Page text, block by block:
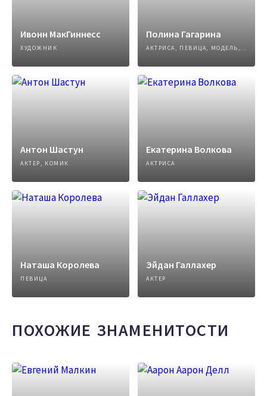
Ивонн МакГиннесс
ХУДОЖНИК
Полина Гагарина
АКТРИСА, ПЕВИЦА, МОДЕЛЬ, АВТОР ПЕСЕН
Антон Шастун
АКТЕР, КОМИК
Екатерина Волкова
АКТРИСА
Наташа Королева
ПЕВИЦА
Эйдан Галлахер
АКТЕР
ПОХОЖИЕ ЗНАМЕНИТОСТИ